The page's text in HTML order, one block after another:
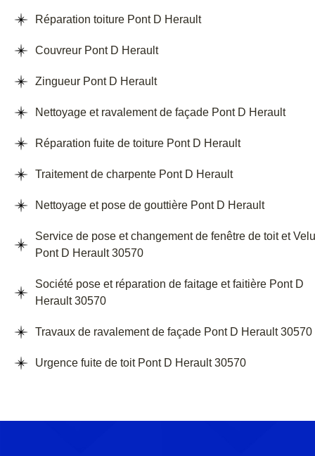
Réparation toiture Pont D Herault
Couvreur Pont D Herault
Zingueur Pont D Herault
Nettoyage et ravalement de façade Pont D Herault
Réparation fuite de toiture Pont D Herault
Traitement de charpente Pont D Herault
Nettoyage et pose de gouttière Pont D Herault
Service de pose et changement de fenêtre de toit et
Pont D Herault 30570
Société pose et réparation de faitage et faitière Pont D
Herault 30570
Travaux de ravalement de façade Pont D Herault 30570
Urgence fuite de toit Pont D Herault 30570